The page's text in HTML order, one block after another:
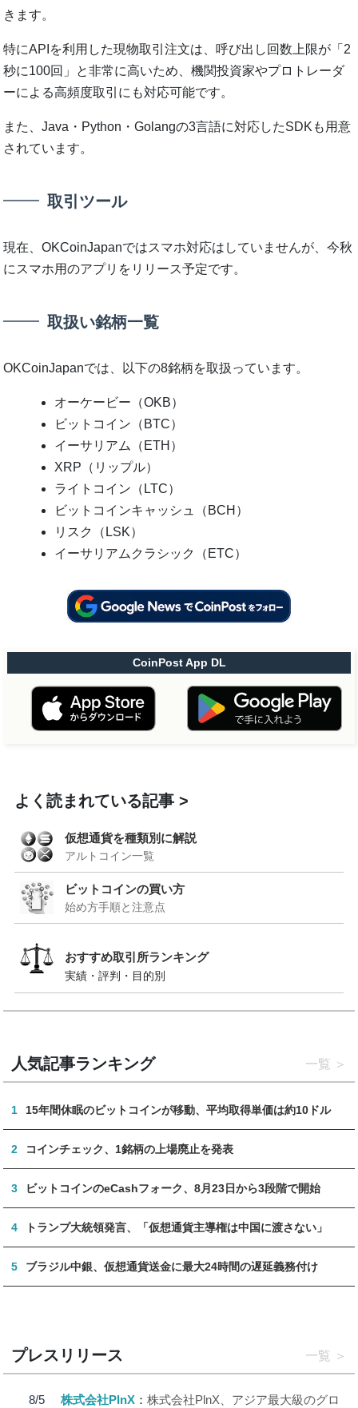
きます。
特にAPIを利⽤した現物取引注⽂は、呼び出し回数上限が「2
秒に100回」と非常に高いため、機関投資家やプロトレーダ
ーによる高頻度取引にも対応可能です。
また、Java・Python・Golangの3言語に対応したSDKも用意
されています。
取引ツール
現在、OKCoinJapanではスマホ対応はしていませんが、今秋
にスマホ用のアプリをリリース予定です。
取扱い銘柄一覧
OKCoinJapanでは、以下の8銘柄を取扱っています。
オーケービー（OKB）
ビットコイン（BTC）
イーサリアム（ETH）
XRP（リップル）
ライトコイン（LTC）
ビットコインキャッシュ（BCH）
リスク（LSK）
イーサリアムクラシック（ETC）
CoinPost App DL
よく読まれている記事
仮想通貨を種類別に解説
アルトコイン一覧
ビットコインの買い方
始め方手順と注意点
おすすめ取引所ランキング
実績・評判・目的別
人気記事ランキング 一覧
1 15年間休眠のビットコインが移動、平均取得単価は約10ドル
2 コインチェック、1銘柄の上場廃止を発表
3 ビットコインのeCashフォーク、8月23日から3段階で開始
4 トランプ大統領発言、「仮想通貨主導権は中国に渡さない」
5 ブラジル中銀、仮想通貨送金に最大24時間の遅延義務付け
プレスリリース 一覧
8/5
株式会社PlnX
株式会社PlnX、アジア最大級のグロ